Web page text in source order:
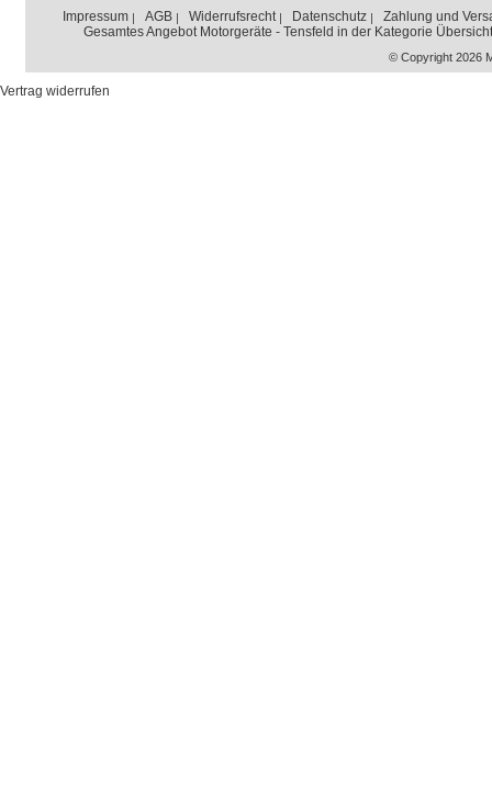
Impressum AGB Widerrufsrecht Datenschutz
Zahlung und
Gesamtes Angebot Motorgeräte - Tensfeld in der Kategorie Übersicht
© Copyright 2026
Vertrag widerrufen